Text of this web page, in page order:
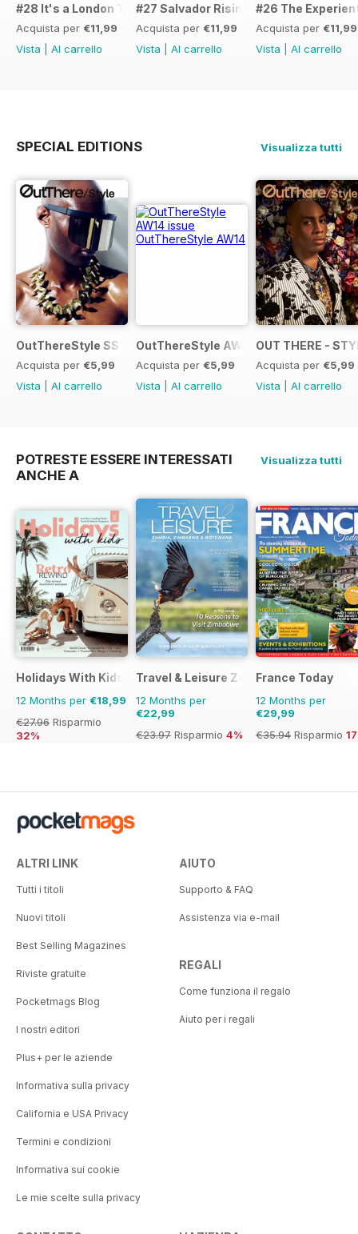
#28 It's a London Thing
Acquista per €11,99
Vista
Al carrello
#27 Salvador Rising
Acquista per €11,99
Vista
Al carrello
#26 The
Acquista per €11,99
Vista
Al carrello
SPECIAL EDITIONS Visualizza tutti
OutThereStyle SS15
Acquista per €5,99
Vista
Al carrello
OutThereStyle AW14
Acquista per €5,99
Vista
Al carrello
OUT THERE -
Acquista per €5,99
Vista
Al carrello
POTRESTE ESSERE INTERESSATI
ANCHE A
Visualizza tutti
Holidays With Kids
12 Months per €18,99
€27.96 Risparmio
32%
Travel & Leisure Zambia & Zimbabwe
12 Months per
€22,99
€23.97 Risparmio 4%
France Today
12 Months per
€29,99
€35.94 Risparmio
ALTRI LINK
Tutti i titoli
Nuovi titoli
Best Selling Magazines
Riviste gratuite
Pocketmags Blog
I nostri editori
Plus+ per le aziende
Informativa sulla privacy
California e USA Privacy
Termini e condizioni
Informativa sui cookie
Le mie scelte sulla privacy
AIUTO
Supporto & FAQ
Assistenza via e-mail
REGALI
Come funziona il regalo
Aiuto per i regali